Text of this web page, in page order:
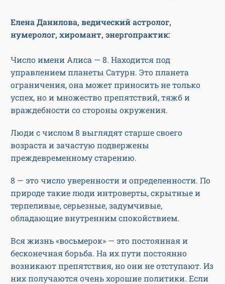
Елена Данилова, ведический астролог,
нумеролог, хиромант, энергопрактик:
Число имени Алиса — 8. Находится под
управлением планеты Сатурн. Это планета
ограничения, она может приносить не только
успех, но и множество препятствий, тяжб и
враждебности со стороны окружения.
Люди с числом 8 выглядят старше своего
возраста и зачастую подвержены
преждевременному старению.
8 — это число уверенности и определенности. По
природе такие люди интроверты, скрытные и
терпеливые, серьезные, задумчивые,
обладающие внутренним спокойствием.
Вся жизнь «восьмерок» — это постоянная и
бесконечная борьба. На их пути постоянно
возникают препятствия, но они не отступают. Из
них получаются очень хорошие политики. Если